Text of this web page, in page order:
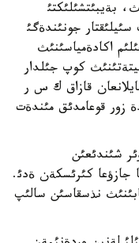
بةيبئتشئلئكتئ
جونئندةگئ
اكادةمياسئنئث
كوپ جئلدار
بولعان اؤةزوأ 4-5-سايلانعان قازاق ك س ر
زور قوعامدئق مئندةت
شئندئعئن
جازؤعا كئرئسكةن ةدئ.
وركةن» اتتئ 1- كئتابئنئث نذسقاسئن سالئپ